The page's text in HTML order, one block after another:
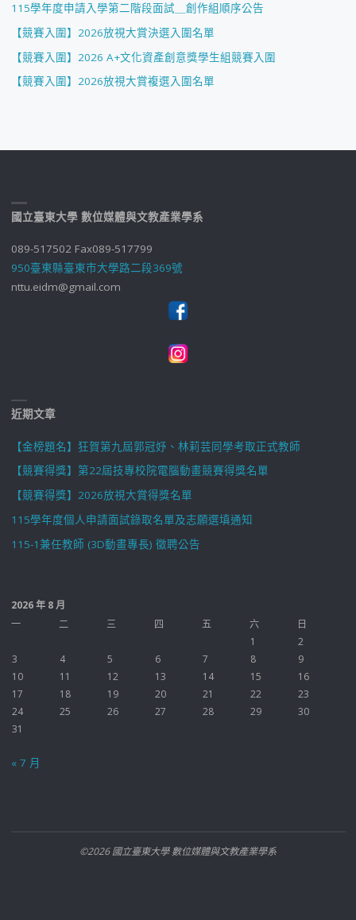
115學年度申請入學第二階段面試＿創作組順序公告
【競賽入圍】2026放視大賞決選入圍名單
【競賽入圍】2026 A+文化資產創意獎學生組競賽入圍
【競賽入圍】2026放視大賞複選入圍名單
國立臺東大學 數位媒體與文教產業學系
089-517502 Fax089-517799
950臺東縣臺東市大學路二段369號
nttu.eidm@gmail.com
近期文章
【金榜題名】狂賀第九屆郭冠妤、林莉芸同學考取正式教師
【競賽得獎】第22屆技專校院電腦動畫競賽得獎名單
【競賽得獎】2026放視大賞得獎名單
115學年度個人申請面試錄取名單及志願選填通知
115-1兼任教師 (3D動畫專長) 徵聘公告
2026 年 8 月
一
二 三 四 五 六
日
1
2
3
4 5 6 7 8
9
10
11 12 13 14 15
16
17
18 19 20 21 22
23
24
25 26 27 28 29
30
31
« 7 月
©2026 國立臺東大學 數位媒體與文教產業學系